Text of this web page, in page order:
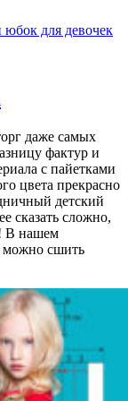
для девочек
даже самых
фактур и
с пайетками
цвета прекрасно
детский
сказать сложно,
В нашем
можно сшить